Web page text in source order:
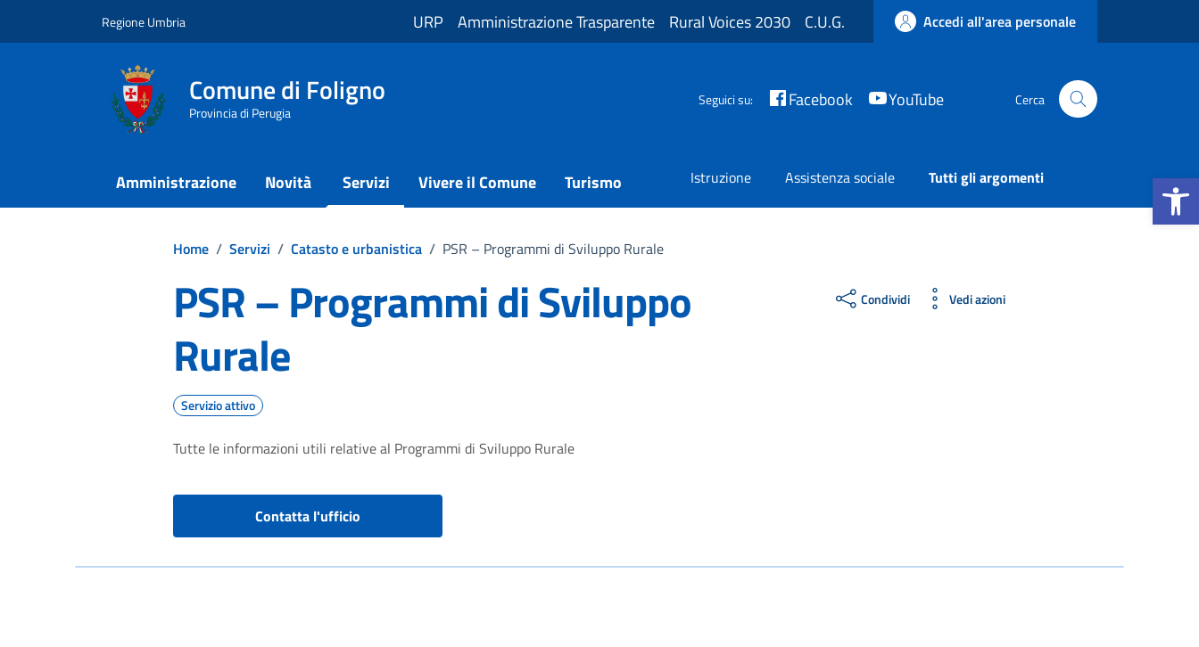
Apri la
Regione Umbria URP Amministrazione Trasparente Rural Voices 2030 C.U.G. Accedi all'area personale
Comune di Foligno
Provincia di Perugia
Seguici su: Facebook YouTube Cerca
Amministrazione Novità Servizi Vivere il Comune Turismo Istruzione Assistenza sociale Tutti gli argomenti
Home / Servizi / Catasto e urbanistica / PSR – Programmi di Sviluppo Rurale
PSR – Programmi di Sviluppo
Rurale
Servizio attivo
Tutte le informazioni utili relative al Programmi di Sviluppo Rurale
Contatta l'ufficio
Condividi Vedi azioni